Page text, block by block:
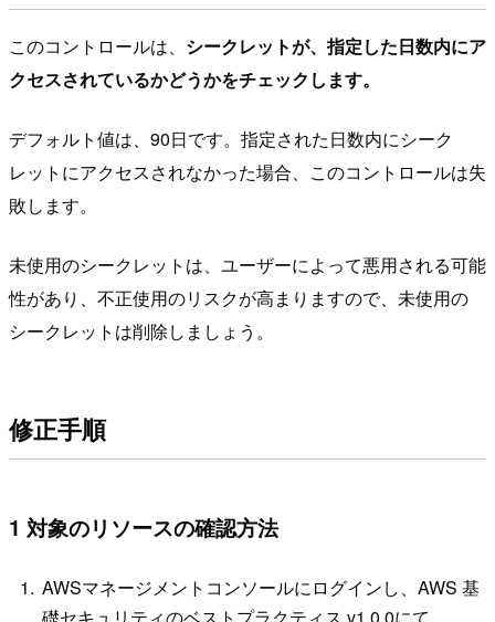
このコントロールは、 シークレットが、指定した日数内にア
クセスされているかどうかをチェックします。
デフォルト値は、90日です。指定された日数内にシーク
レットにアクセスされなかった場合、このコントロールは失
敗します。
未使用のシークレットは、ユーザーによって悪用される可能
性があり、不正使用のリスクが高まりますので、未使用の
シークレットは削除しましょう。
修正手順
1 対象のリソースの確認方法
AWSマネージメントコンソールにログインし、AWS 基
礎セキュリティのベストプラクティス v1.0.0にて、